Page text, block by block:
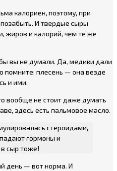
калориен, поэтому, при
И твердые сыры
жиров и калорий, чем те же
вы не думали. Да, медики дали
помните: плесень — она везде
и ими.
вообще не стоит даже думать
здесь есть пальмовое масло.
стероидами,
гормоны и
в сыр тоже!
день — вот норма. И